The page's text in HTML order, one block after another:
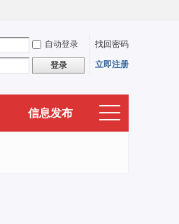
自动登录 找回密码
登录 立即注册
信息发布